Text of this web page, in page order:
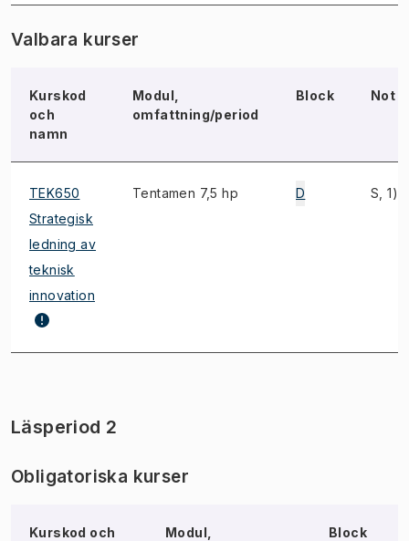
Valbara kurser
Kurskod
och
namn
Modul,
omfattning/period
Block Not
TEK650
Strategisk
ledning av
teknisk
innovation
Tentamen 7,5 hp D S, 1)
Läsperiod 2
Obligatoriska kurser
Kurskod och
Modul,
Block